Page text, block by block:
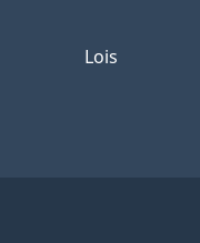
Lois